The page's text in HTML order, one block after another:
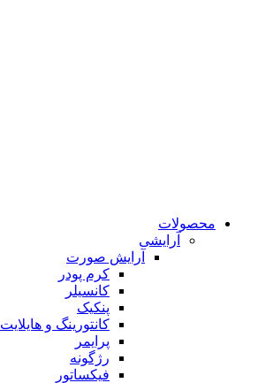
محصولات
آرایشی
آرایش صورت
کرم پودر
کانسیلر
پنکیک
کانتورینگ و هایلایت
پرایمر
رژگونه
فیکساتور